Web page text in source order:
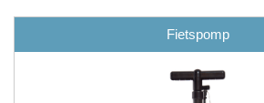
Fietspomp